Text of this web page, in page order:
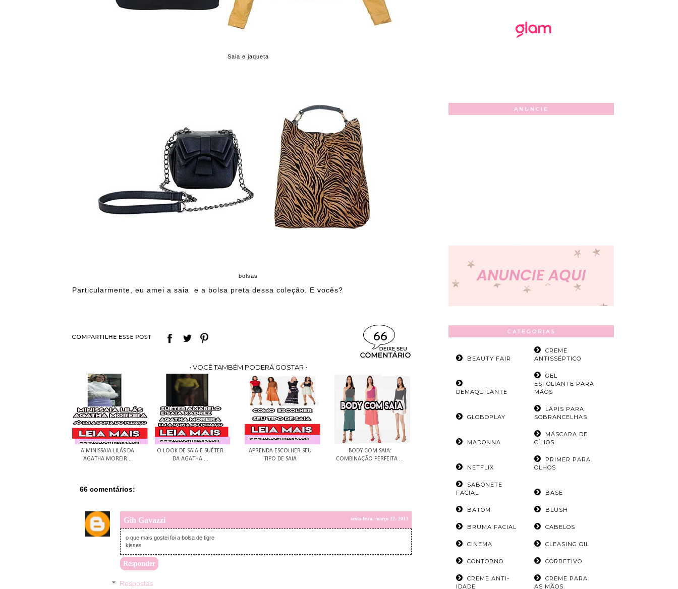
Saia e jaqueta
bolsas
Particularmente, eu amei a saia e a bolsa preta dessa coleção. E vocês?
66
• VOCÊ TAMBÉM PODERÁ GOSTAR •
A MINISSAIA LILÁS DA
AGATHA MOREIR...
O LOOK DE SAIA E SUÉTER
DA AGATHA ...
APRENDA ESCOLHER SEU
TIPO DE SAIA
BODY COM SAIA:
COMBINAÇÃO PERFEITA ...
66 comentários:
Gih Gavazzi sexta-feira, março 22, 2013
o que mais gostei foi a bolsa de tigre
kisses
Responder
Respostas
ANUNCIE
CATEGORIAS
BEAUTY FAIR
CREME
ANTISSÉPTICO
DEMAQUILANTE
GEL
ESFOLIANTE PARA
MÃOS
GLOBOPLAY
LÁPIS PARA
SOBRANCELHAS
MADONNA
MÁSCARA DE
CÍLIOS
NETFLIX
PRIMER PARA
OLHOS
SABONETE
FACIAL
BASE
BATOM BLUSH
BRUMA FACIAL CABELOS
CINEMA CLEASING OIL
CONTORNO CORRETIVO
CREME ANTI-
IDADE
CREME PARA
AS MÃOS